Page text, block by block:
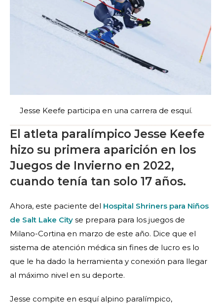
Jesse Keefe participa en una carrera de esquí.
El atleta paralímpico Jesse Keefe
hizo su primera aparición en los
Juegos de Invierno en 2022,
cuando tenía tan solo 17 años.
Ahora, este paciente del Hospital Shriners para Niños
de Salt Lake City se prepara para los juegos de
Milano-Cortina en marzo de este año. Dice que el
sistema de atención médica sin fines de lucro es lo
que le ha dado la herramienta y conexión para llegar
al máximo nivel en su deporte.
Jesse compite en esquí alpino paralímpico,